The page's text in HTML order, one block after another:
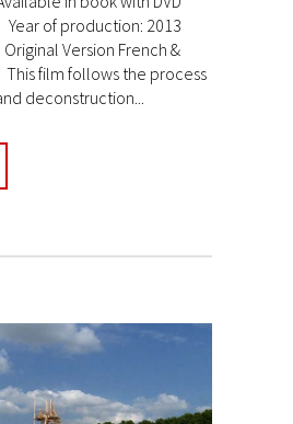
Year of production: 2013
Version French &
film follows the process
deconstruction...